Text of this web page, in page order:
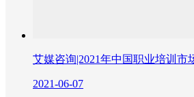
艾媒咨询|2021年中国职业培训市
2021-06-07